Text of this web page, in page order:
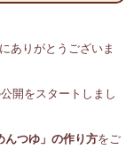
ありがとうございま
開をスタートしまし
んつゆ」の作り方をご